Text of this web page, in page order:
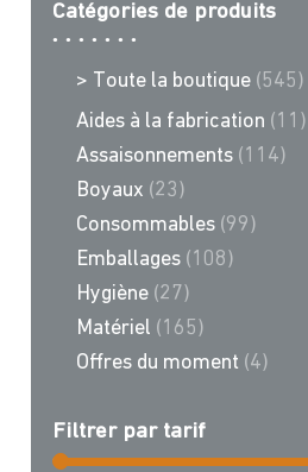
Catégories de produits
> Toute la boutique (545)
Aides à la fabrication (11)
Assaisonnements (114)
Boyaux (23)
Consommables (99)
Emballages (108)
Hygiène (27)
Matériel (165)
Offres du moment (4)
Filtrer par tarif